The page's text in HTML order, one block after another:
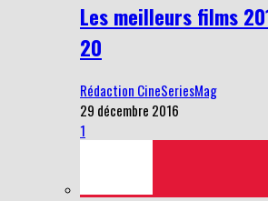
Les meilleurs films
20
Rédaction CineSeriesMag
29 décembre 2016
1